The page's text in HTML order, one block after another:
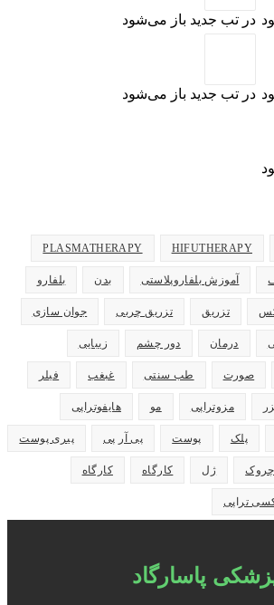
در تب جدید باز می‌شود
در تب جدید باز می‌شود
HIFUTHERAPY
PLASMATHERAPY
آموزش بلفاروپلاستی بدن بلفارو
تزریق تزریق چربی جوان سازی
درمان دور چشم زیبایی
صورت طب سنتی غبغب فیلر
مزوتراپی مو هایفوتراپی
پلک پوست پی آر پی پیری پوست
چروک ژل کارگاه کارگاه
تراپی
پاسارگاد